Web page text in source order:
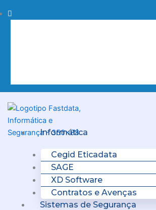
to
Procurar
Informática
Cegid Eticadata
SAGE
XD Software
Contratos e Avenças
Sistemas de Segurança
Menu